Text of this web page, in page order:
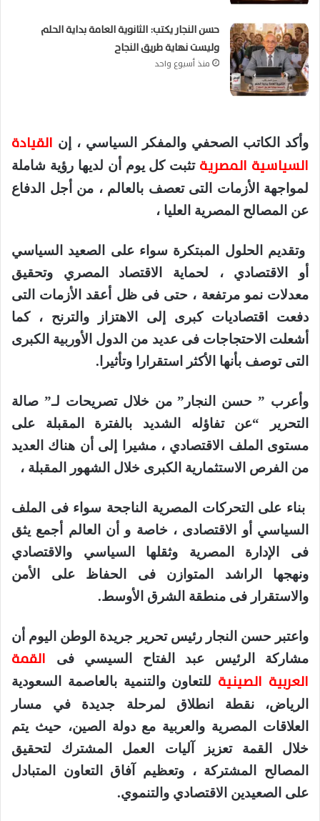
حسن النجار يكتب: الثانوية العامة بداية الحلم
وليست نهاية طريق النجاح
منذ أسبوع واحد
وأكد الكاتب الصحفي والمفكر السياسي ، إن القيادة
السياسية المصرية تثبت كل يوم أن لديها رؤية شاملة
لمواجهة الأزمات التى تعصف بالعالم ، من أجل الدفاع
عن المصالح المصرية العليا ،
وتقديم الحلول المبتكرة سواء على الصعيد السياسي
أو الاقتصادي ، لحماية الاقتصاد المصري وتحقيق
معدلات نمو مرتفعة ، حتى فى ظل أعقد الأزمات التى
دفعت اقتصاديات كبرى إلى الاهتزاز والترنح ، كما
أشعلت الاحتجاجات فى عديد من الدول الأوربية الكبرى
التى توصف بأنها الأكثر استقرارا وتأثيرا.
وأعرب ” حسن النجار” من خلال تصريحات لـ” صالة
التحرير “عن تفاؤله الشديد بالفترة المقبلة على
مستوى الملف الاقتصادي ، مشيرا إلى أن هناك العديد
من الفرص الاستثمارية الكبرى خلال الشهور المقبلة ،
بناء على التحركات المصرية الناجحة سواء فى الملف
السياسي أو الاقتصادى ، خاصة و أن العالم أجمع يثق
فى الإدارة المصرية وثقلها السياسي والاقتصادي
ونهجها الراشد المتوازن فى الحفاظ على الأمن
والاستقرار فى منطقة الشرق الأوسط.
واعتبر حسن النجار رئيس تحرير جريدة الوطن اليوم أن
مشاركة الرئيس عبد الفتاح السيسي فى
القمة
العربية الصينية للتعاون والتنمية بالعاصمة السعودية
الرياض، نقطة انطلاق لمرحلة جديدة في مسار
العلاقات المصرية والعربية مع دولة الصين، حيث يتم
خلال القمة تعزيز آليات العمل المشترك لتحقيق
المصالح المشتركة ، وتعظيم آفاق التعاون المتبادل
على الصعيدين الاقتصادي والتنموي.